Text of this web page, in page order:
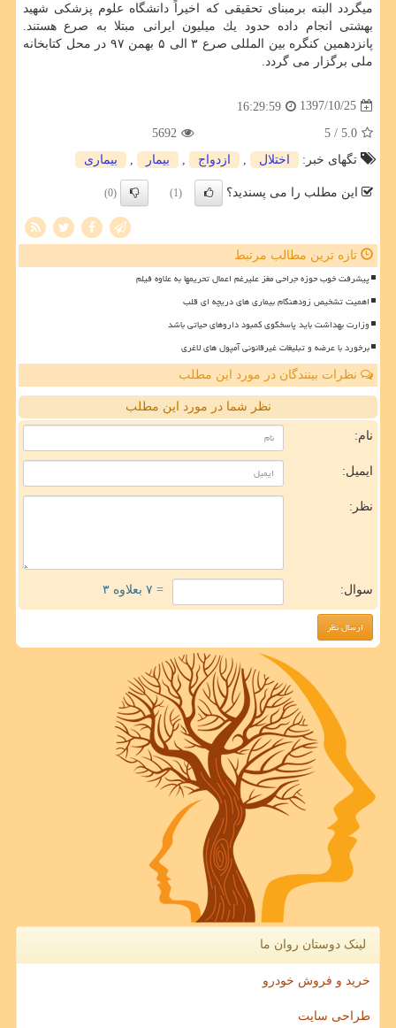
میگردد البته برمبنای تحقیقی كه اخیراً دانشگاه علوم پزشكی شهید
بهشتی انجام داده حدود یك میلیون ایرانی مبتلا به صرع هستند.
پانزدهمین كنگره بین المللی صرع ۳ الی ۵ بهمن ۹۷ در محل كتابخانه
ملی برگزار می گردد.
1397/10/25
16:29:59
5.0
/ 5
5692
تگهای خبر:
اختلال ازدواج بیمار بیماری
این مطلب را می پسندید؟ (1)
(0)
تازه ترین مطالب مرتبط
پیشرفت خوب حوزه جراحی مغز علیرغم اعمال تحریمها به علاوه فیلم
اهمیت تشخیص زودهنگام بیماری های دریچه ای قلب
وزارت بهداشت باید پاسخگوی کمبود داروهای حیاتی باشد
برخورد با عرضه و تبلیغات غیرقانونی آمپول های لاغری
نظرات بینندگان در مورد این مطلب
نظر شما در مورد این مطلب
نام:
ایمیل:
نظر:
سوال: = ۷ بعلاوه ۳
لینک دوستان روان ما
خرید و فروش خودرو
طراحی سایت